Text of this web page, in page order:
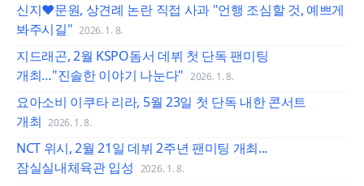
신지♥문원, 상견례 논란 직접 사과 "언행 조심할 것, 예쁘게
봐주시길" 2026. 1. 8.
지드래곤, 2월 KSPO돔서 데뷔 첫 단독 팬미팅
개최…"진솔한 이야기 나눈다" 2026. 1. 8.
요아소비 이쿠타 리라, 5월 23일 첫 단독 내한 콘서트
개최 2026. 1. 8.
NCT 위시, 2월 21일 데뷔 2주년 팬미팅 개최...
잠실실내체육관 입성 2026. 1. 8.